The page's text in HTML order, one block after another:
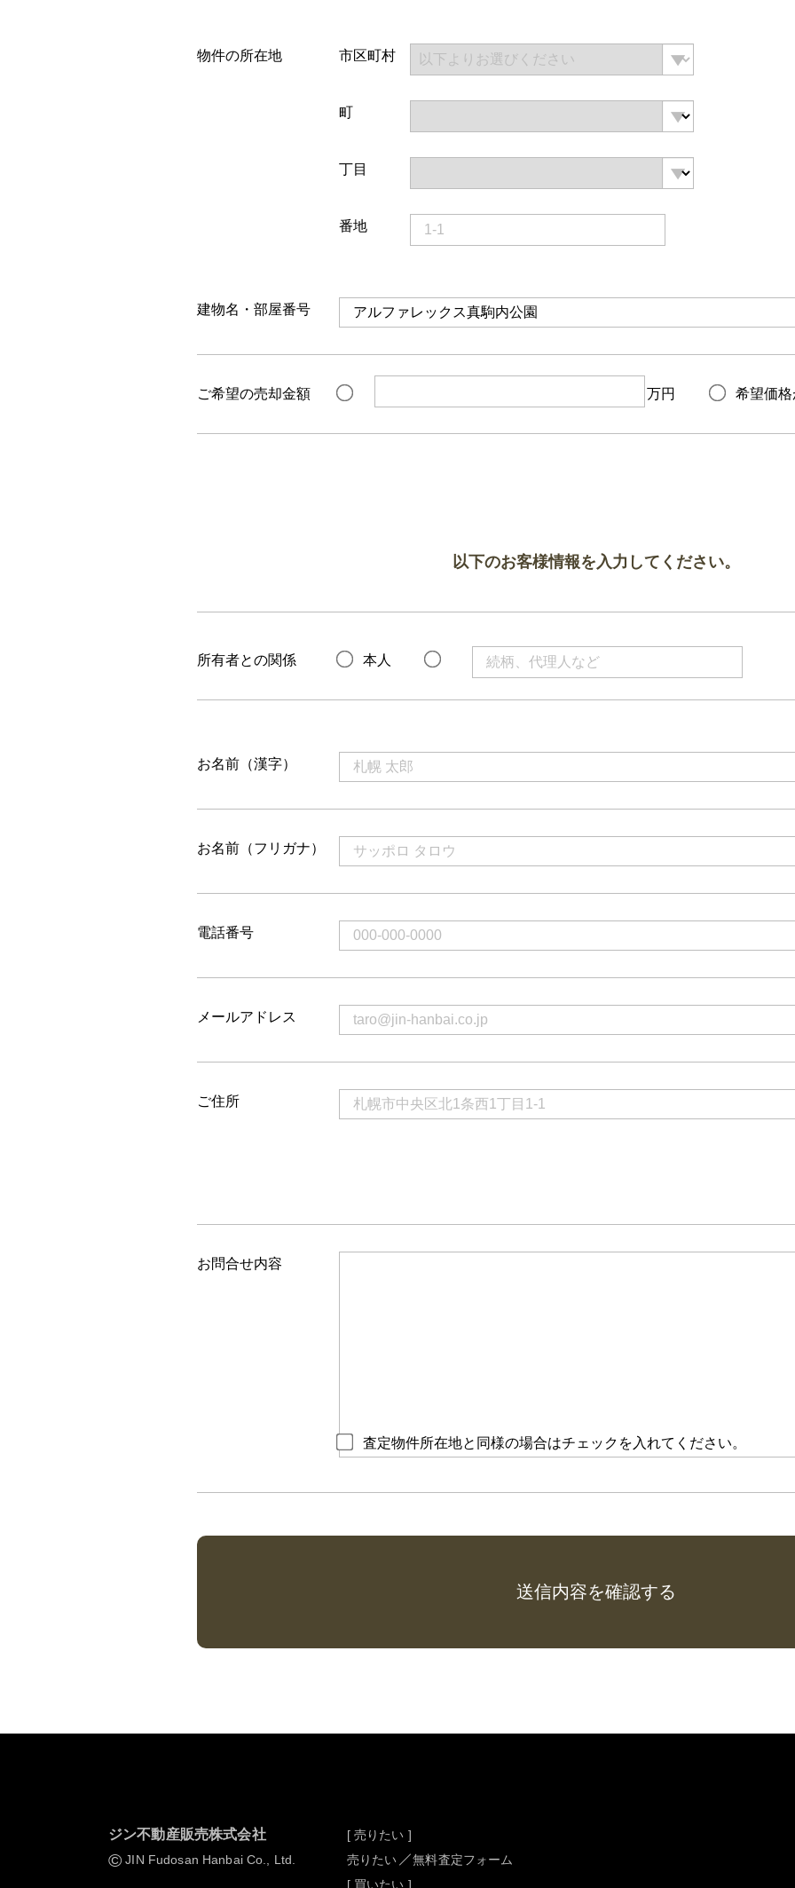
物件の所在地 市区町村
町
丁目
番地
建物名・部屋番号
ご希望の売却金額 万円 希望価
以下のお客様情報を入力してください。
所有者との関係 本人
お名前（漢字）
お名前（フリガナ）
電話番号
メールアドレス
ご住所
査定物件所在地と同様の場合はチェックを入れてください。
お問合せ内容
ジン不動産販売株式会社
© JIN Fudosan Hanbai Co., Ltd.
[ 売りたい ]
売りたい
無料査定フォーム
[ 買いたい ]